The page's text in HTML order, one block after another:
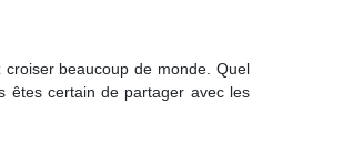
beaucoup de monde. Quel
êtes certain de partager avec les